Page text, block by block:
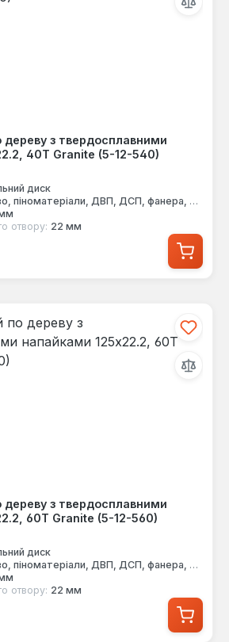
з твердосплавними
40Т Granite (5-12-540)
диск
піноматеріали, ДВП, ДСП, фанера, МДФ
отвору: 22 мм
з твердосплавними
60Т Granite (5-12-560)
диск
піноматеріали, ДВП, ДСП, фанера, МДФ
отвору: 22 мм